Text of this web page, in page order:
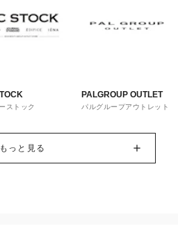
ストック
PALGROUP OUTLET
パルグループアウトレット
もっと見る